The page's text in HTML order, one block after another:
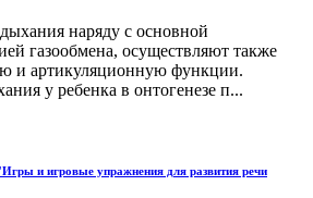
наряду с основной
газообмена, осуществляют также
и артикуляционную функции.
у ребенка в онтогенезе п...
и игровые упражнения для развития речи